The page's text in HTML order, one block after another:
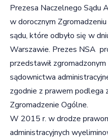
Prezesa Naczelnego Sądu
w dorocznym
sądu, które odbyło się w
Warszawie. Prezes NSA
przedstawił zgromadzonym
sądownictwa
zgodnie z prawem podlega
Zgromadzenie Ogólne.
W 2015 r. w drodze
administracyjnych